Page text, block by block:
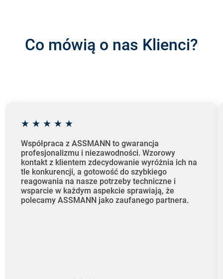
Co mówią o nas Klienci?
★ ★ ★ ★ ★
Współpraca z ASSMANN to gwarancja
profesjonalizmu i niezawodności. Wzorowy
kontakt z klientem zdecydowanie wyróżnia ich na
tle konkurencji, a gotowość do szybkiego
reagowania na nasze potrzeby techniczne i
wsparcie w każdym aspekcie sprawiają, że
polecamy ASSMANN jako zaufanego partnera.